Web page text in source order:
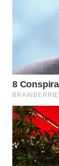
SUBANG
WN
SUKABUMI
WN
PURWAKARTA
WN
PRIANGAN